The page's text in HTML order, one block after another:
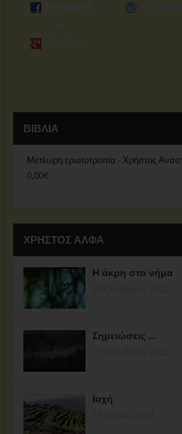
ΒΙΒΛΊΑ
Μετέωρη ερωτοτροπία - Χρήστος
0,00€
ΧΡΗΣΤΟΣ ΑΛΦΑ
Η άκρη στο νήμα
Σημειώσεις …
Ιαχή